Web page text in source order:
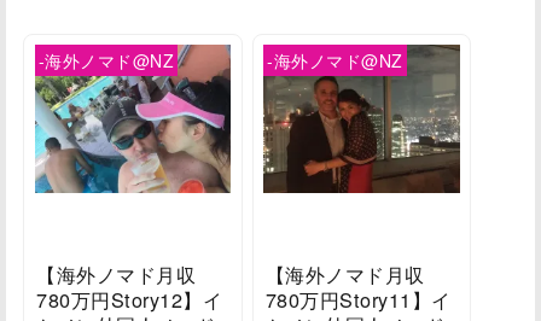
-海外ノマド@NZ
【海外ノマド月収
780万円Story12】イ
-海外ノマド@NZ
【海外ノマド月収
780万円Story11】イ